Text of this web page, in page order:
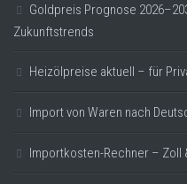
Goldpreis Prognose
Zukunftstrends
Heizölpreise aktuell – für
Import von Waren nach
Importkosten-Rechner – Zoll